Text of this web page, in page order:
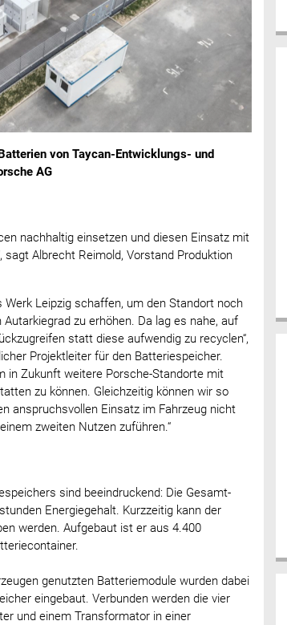
von Taycan-Entwicklungs- und
AG
nachhaltig einsetzen und diesen Einsatz mit
sagt Albrecht Reimold, Vorstand Produktion
Leipzig schaffen, um den Standort noch
zu erhöhen. Da lag es nahe, auf
statt diese aufwendig zu recyclen“,
Projektleiter für den Batteriespeicher.
in Zukunft weitere Porsche-Standorte mit
zu können. Gleichzeitig können wir so
anspruchsvollen Einsatz im Fahrzeug nicht
zweiten Nutzen zuführen.“
sind beeindruckend: Die Gesamt-
Energiegehalt. Kurzzeitig kann der
werden. Aufgebaut ist er aus 4.400
genutzten Batteriemodule wurden dabei
eingebaut. Verbunden werden die vier
und einem Transformator in einer